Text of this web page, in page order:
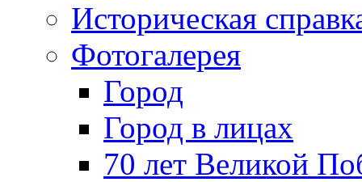
Историческая
Фотогалерея
Город
Город в лицах
70 лет Великой